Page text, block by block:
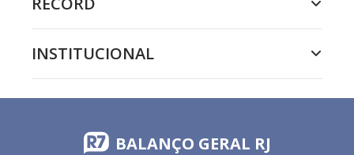
INSTITUCIONAL
BALANÇO GERAL RJ